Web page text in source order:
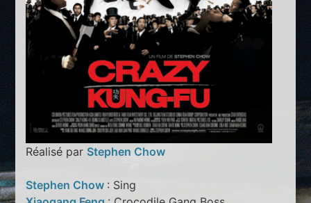
Réalisé par Stephen Chow
Stephen Chow : Sing